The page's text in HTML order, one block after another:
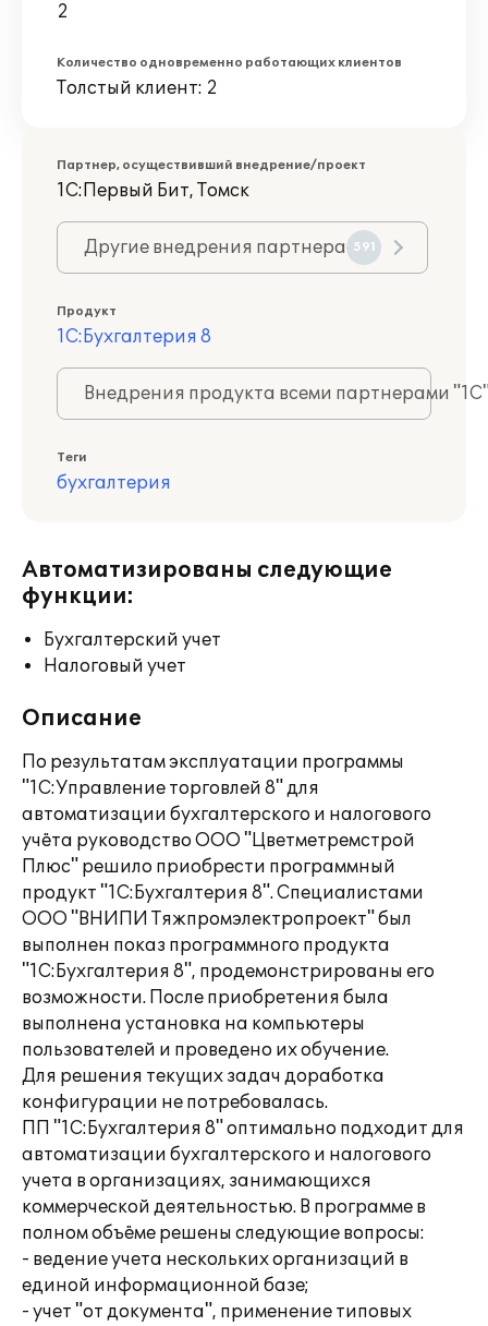
2
Количество одновременно работающих клиентов
Толстый клиент: 2
Партнер, осуществивший внедрение/проект
1С:Первый Бит, Томск
Другие внедрения партнера 591
Продукт
1С:Бухгалтерия 8
Внедрения продукта всеми партнерами
Теги
бухгалтерия
Автоматизированы следующие
функции:
Бухгалтерский учет
Налоговый учет
Описание
По результатам эксплуатации программы
"1С:Управление торговлей 8" для
автоматизации бухгалтерского и налогового
учёта руководство ООО "Цветметремстрой
Плюс" решило приобрести программный
продукт "1С:Бухгалтерия 8". Специалистами
ООО "ВНИПИ Тяжпромэлектропроект" был
выполнен показ программного продукта
"1С:Бухгалтерия 8", продемонстрированы его
возможности. После приобретения была
выполнена установка на компьютеры
пользователей и проведено их обучение.
Для решения текущих задач доработка
конфигурации не потребовалась.
ПП "1C:Бухгалтерия 8" оптимально подходит для
автоматизации бухгалтерского и налогового
учета в организациях, занимающихся
коммерческой деятельностью. В программе в
полном объёме решены следующие вопросы:
- ведение учета нескольких организаций в
единой информационной базе;
- учет "от документа", применение типовых